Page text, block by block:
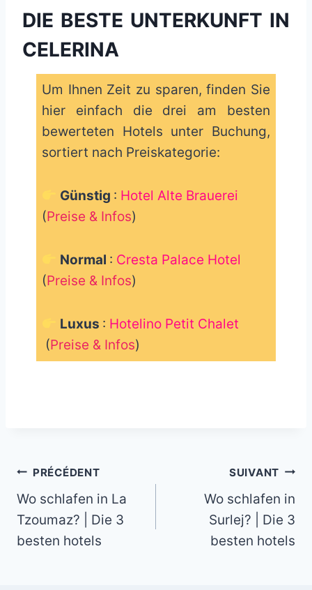
DIE BESTE UNTERKUNFT IN
CELERINA
Um Ihnen Zeit zu sparen, finden Sie
hier einfach die drei am besten
bewerteten Hotels unter Buchung,
sortiert nach Preiskategorie:
Günstig : Hotel Alte Brauerei
(Preise & Infos)
Normal : Cresta Palace Hotel
(Preise & Infos)
Luxus : Hotelino Petit Chalet
(Preise & Infos)
Navigation
de
l’article
PRÉCÉDENT
Wo schlafen in La
Tzoumaz? | Die 3
besten hotels
SUIVANT
Wo schlafen in
Surlej? | Die 3
besten hotels